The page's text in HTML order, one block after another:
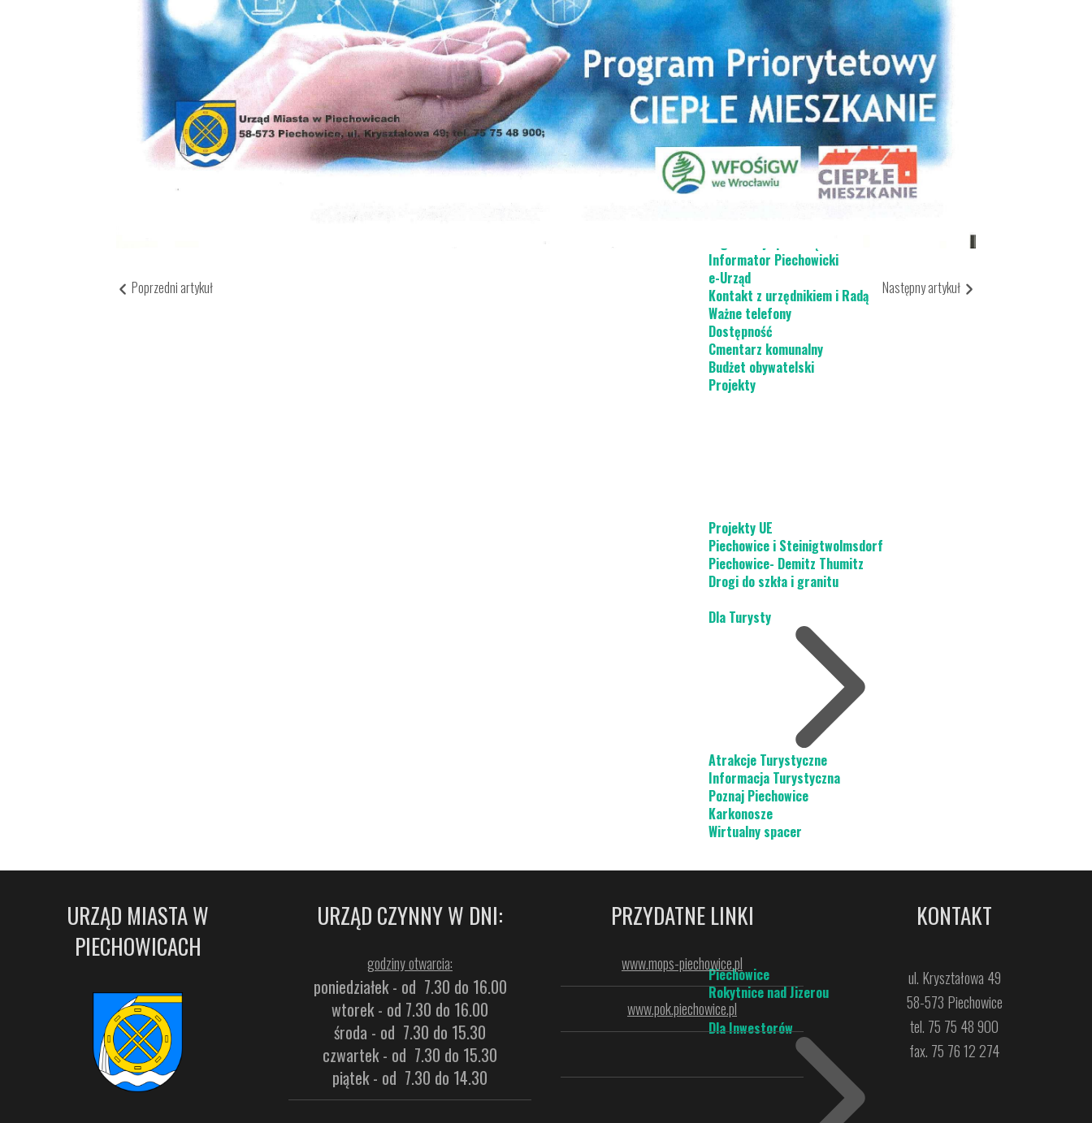
Dotacja do wymiany źródeł ogrzewania
Ciepłe Mieszkanie
Odpady komunalne
Piechowicki Ośrodek Kultury
Miejski Ośrodek Pomocy Społecznej
Zakład Usług Komunalnych
Informator Piechowicki
e-Urząd
Kontakt z urzędnikiem i Radą Miasta / E-SESJA
Ważne telefony
Dostępność
Cmentarz komunalny
Budżet obywatelski
Projekty
Projekty UE
Piechowice i Steinigtwolmsdorf
Piechowice- Demitz Thumitz
Drogi do szkła i granitu
Dla Turysty
Atrakcje Turystyczne
Informacja Turystyczna
Poznaj Piechowice
Karkonosze
Wirtualny spacer
Piechowice
Rokytnice nad Jizerou
Dla Inwestorów
Poprzedni artykuł Następny artykuł
URZĄD MIASTA W
PIECHOWICACH
URZĄD CZYNNY W DNI:
godziny otwarcia:
poniedziałek - od 7.30 do 16.00
wtorek - od 7.30 do 16.00
środa - od 7.30 do 15.30
czwartek - od 7.30 do 15.30
piątek - od 7.30 do 14.30
PRZYDATNE LINKI
www.mops-piechowice.pl
www.pok.piechowice.pl
KONTAKT
ul. Kryształowa 49
58-573 Piechowice
tel. 75 75 48 900
fax. 75 76 12 274